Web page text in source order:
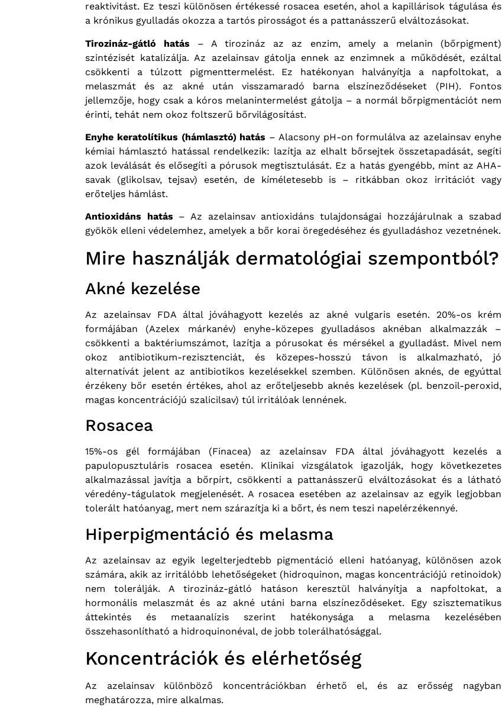
reaktivitást. Ez teszi különösen értékessé rosacea esetén, ahol a kapillárisok tágulása és
a krónikus gyulladás okozza a tartós pirosságot és a pattanásszerű elváltozásokat.
Tirozináz-gátló hatás – A tirozináz az az enzim, amely a melanin (bőrpigment)
szintézisét katalizálja. Az azelainsav gátolja ennek az enzimnek a működését, ezáltal
csökkenti a túlzott pigmenttermelést. Ez hatékonyan halványítja a napfoltokat, a
melaszmát és az akné után visszamaradó barna elszíneződéseket (PIH). Fontos
jellemzője, hogy csak a kóros melanintermelést gátolja – a normál bőrpigmentációt nem
érinti, tehát nem okoz foltszerű bőrvilágosítást.
Enyhe keratolítikus (hámlasztó) hatás – Alacsony pH-on formulálva az azelainsav enyhe
kémiai hámlasztó hatással rendelkezik: lazítja az elhalt bőrsejtek összetapadását, segíti
azok leválását és elősegíti a pórusok megtisztulását. Ez a hatás gyengébb, mint az AHA-
savak (glikolsav, tejsav) esetén, de kíméletesebb is – ritkábban okoz irritációt vagy
erőteljes hámlást.
Antioxidáns hatás – Az azelainsav antioxidáns tulajdonságai hozzájárulnak a szabad
gyökök elleni védelemhez, amelyek a bőr korai öregedéséhez és gyulladáshoz vezetnének.
Mire használják dermatológiai szempontból?
Akné kezelése
Az azelainsav FDA által jóváhagyott kezelés az akné vulgaris esetén. 20%-os krém
formájában (Azelex márkanév) enyhe-közepes gyulladásos aknéban alkalmazzák –
csökkenti a baktériumszámot, lazítja a pórusokat és mérsékel a gyulladást. Mivel nem
okoz antibiotikum-rezisztenciát, és közepes-hosszú távon is alkalmazható, jó
alternatívát jelent az antibiotikos kezelésekkel szemben. Különösen aknés, de egyúttal
érzékeny bőr esetén értékes, ahol az erőteljesebb aknés kezelések (pl. benzoil-peroxid,
magas koncentrációjú szalicilsav) túl irritálóak lennének.
Rosacea
15%-os gél formájában (Finacea) az azelainsav FDA által jóváhagyott kezelés a
papulopusztuláris rosacea esetén. Klinikai vizsgálatok igazolják, hogy következetes
alkalmazással javítja a bőrpírt, csökkenti a pattanásszerű elváltozásokat és a látható
véredény-tágulatok megjelenését. A rosacea esetében az azelainsav az egyik legjobban
tolerált hatóanyag, mert nem szárazítja ki a bőrt, és nem teszi napelérzékennyé.
Hiperpigmentáció és melasma
Az azelainsav az egyik legelterjedtebb pigmentáció elleni hatóanyag, különösen azok
számára, akik az irritálóbb lehetőségeket (hidroquinon, magas koncentrációjú retinoidok)
nem tolerálják. A tirozináz-gátló hatáson keresztül halványítja a napfoltokat, a
hormonális melaszmát és az akné utáni barna elszíneződéseket. Egy szisztematikus
áttekintés és metaanalízis szerint hatékonysága a melasma kezelésében
összehasonlítható a hidroquinonéval, de jobb tolerálhatósággal.
Koncentrációk és elérhetőség
Az azelainsav különböző koncentrációkban érhető el, és az erősség nagyban
meghatározza, mire alkalmas.